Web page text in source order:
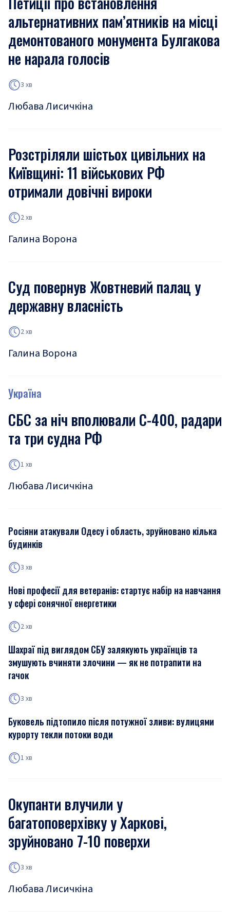
альтернативних пам’ятників на місці
демонтованого монумента Булгакова
не нарала голосів
3 хв
Любава Лисичкіна
Розстріляли шістьох цивільних на
Київщині: 11 військових РФ
отримали довічні вироки
2 хв
Галина Ворона
Суд повернув Жовтневий палац у
державну власність
2 хв
Галина Ворона
Україна
СБС за ніч вполювали С-400, радари
та три судна РФ
1 хв
Любава Лисичкіна
Росіяни атакували Одесу і область, зруйновано кілька
будинків
3 хв
Нові професії для ветеранів: стартує набір на навчання
у сфері сонячної енергетики
2 хв
Шахраї під виглядом СБУ залякують українців та
змушують вчиняти злочини — як не потрапити на
гачок
3 хв
Буковель підтопило після потужної зливи: вулицями
курорту текли потоки води
1 хв
Окупанти влучили у
багатоповерхівку у Харкові,
зруйновано 7-10 поверхи
3 хв
Любава Лисичкіна